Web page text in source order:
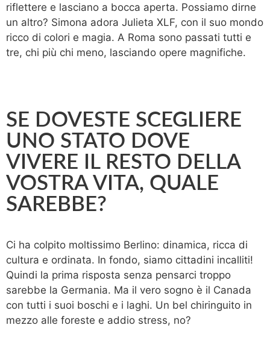
riflettere e lasciano a bocca aperta. Possiamo dirne
un altro? Simona adora Julieta XLF, con il suo mondo
ricco di colori e magia. A Roma sono passati tutti e
tre, chi più chi meno, lasciando opere magnifiche.
SE DOVESTE SCEGLIERE
UNO STATO DOVE
VIVERE IL RESTO DELLA
VOSTRA VITA, QUALE
SAREBBE?
Ci ha colpito moltissimo Berlino: dinamica, ricca di
cultura e ordinata. In fondo, siamo cittadini incalliti!
Quindi la prima risposta senza pensarci troppo
sarebbe la Germania. Ma il vero sogno è il Canada
con tutti i suoi boschi e i laghi. Un bel chiringuito in
mezzo alle foreste e addio stress, no?